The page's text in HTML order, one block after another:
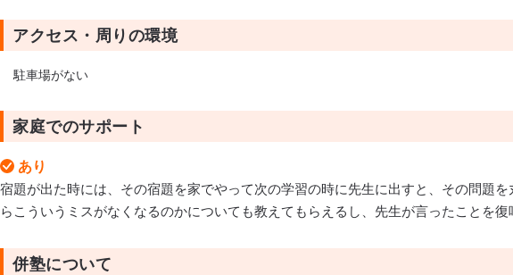
アクセス・周りの環境
駐車場がない
家庭でのサポート
あり
宿題が出た時には、その宿題を家でやって次の学習の時に先生に出すと、その問題
らこういうミスがなくなるのかについても教えてもらえるし、先生が言ったことを
併塾について